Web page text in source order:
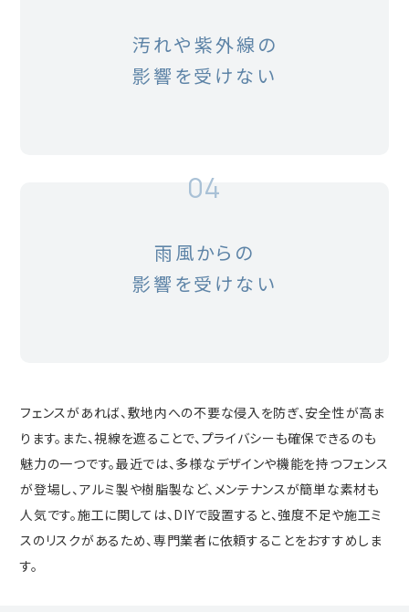
汚れや紫外線の
影響を受けない
04
雨風からの
影響を受けない
フェンスがあれば、敷地内への不要な侵入を防ぎ、安全性が高ま
ります。また、視線を遮ることで、プライバシーも確保できるのも
魅力の一つです。最近では、多様なデザインや機能を持つフェンス
が登場し、アルミ製や樹脂製など、メンテナンスが簡単な素材も
人気です。施工に関しては、DIYで設置すると、強度不足や施工ミ
スのリスクがあるため、専門業者に依頼することをおすすめしま
す。